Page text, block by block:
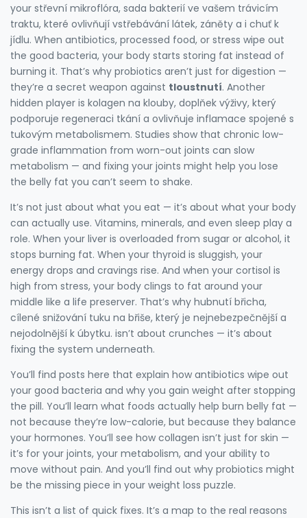
your střevní mikroflóra, sada bakterií ve vašem trávicím
traktu, které ovlivňují vstřebávání látek, záněty a i chuť k
jídlu. When antibiotics, processed food, or stress wipe out
the good bacteria, your body starts storing fat instead of
burning it. That’s why probiotics aren’t just for digestion —
they’re a secret weapon against tloustnutí. Another
hidden player is kolagen na klouby, doplňek výživy, který
podporuje regeneraci tkání a ovlivňuje inflamace spojené s
tukovým metabolismem. Studies show that chronic low-
grade inflammation from worn-out joints can slow
metabolism — and fixing your joints might help you lose
the belly fat you can’t seem to shake.
It’s not just about what you eat — it’s about what your body
can actually use. Vitamins, minerals, and even sleep play a
role. When your liver is overloaded from sugar or alcohol, it
stops burning fat. When your thyroid is sluggish, your
energy drops and cravings rise. And when your cortisol is
high from stress, your body clings to fat around your
middle like a life preserver. That’s why hubnutí břicha,
cílené snižování tuku na břiše, který je nejnebezpečnější a
nejodolnější k úbytku. isn’t about crunches — it’s about
fixing the system underneath.
You’ll find posts here that explain how antibiotics wipe out
your good bacteria and why you gain weight after stopping
the pill. You’ll learn what foods actually help burn belly fat —
not because they’re low-calorie, but because they balance
your hormones. You’ll see how collagen isn’t just for skin —
it’s for your joints, your metabolism, and your ability to
move without pain. And you’ll find out why probiotics might
be the missing piece in your weight loss puzzle.
This isn’t a list of quick fixes. It’s a map to the real reasons